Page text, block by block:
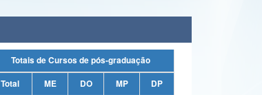
Totais de Cursos de pós-graduação
Total ME DO MP
DP